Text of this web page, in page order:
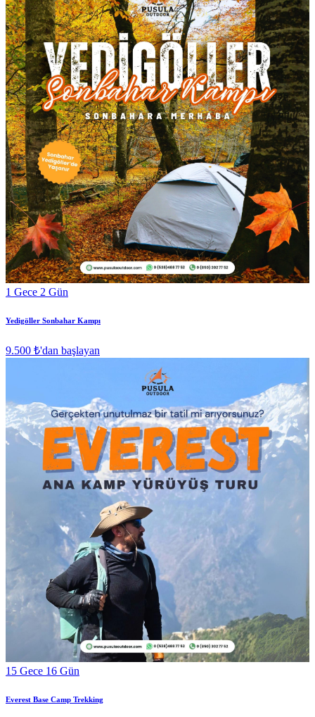
1 Gece 2 Gün
Yedigöller Sonbahar Kampı
9.500 ₺'dan başlayan
15 Gece 16 Gün
Everest Base Camp Trekking